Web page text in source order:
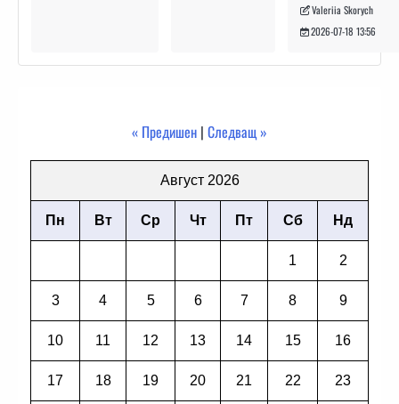
Valeriia Skorych
2026-07-18 13:56
« Предишен | Следващ »
Август 2026
Пн Вт Ср Чт Пт Сб Нд
1 2
3 4 5 6 7 8 9
10 11 12 13 14 15 16
17 18 19 20 21 22 23